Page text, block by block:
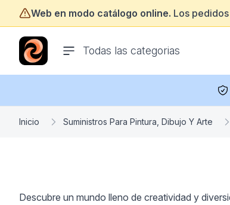
Web en modo catálogo online. Los
Todas las categorias
ofertasinformatica.com
Inicio Suministros Para Pintura, Dibujo Y Arte
Descubre un mundo lleno de creatividad y